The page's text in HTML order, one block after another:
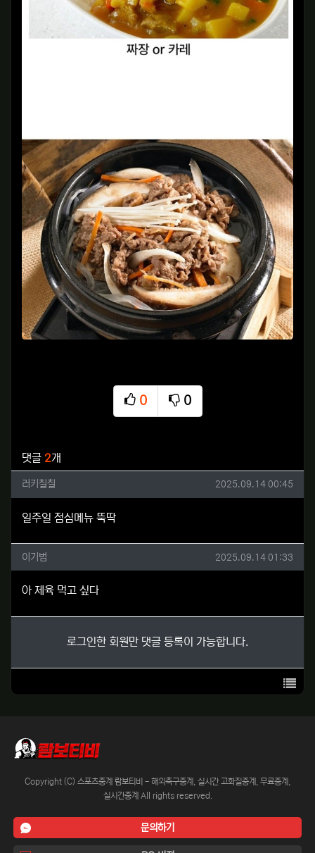
0
추천
0
비추천
댓글 2개
러키칠칠님의 댓글
러키칠칠 작성일
2025.09.14 00:45
일주일 점심메뉴 뚝딱
이기범님의 댓글
이기범 작성일
2025.09.14 01:33
아 제육 먹고 싶다
로그인한 회원만 댓글 등록이 가능합니다.
목록
Copyright (C) 스포츠중계 람보티비 - 해외축구중계, 실시간 고화질중계, 무료중계,
실시간중계 All rights reserved.
문의하기